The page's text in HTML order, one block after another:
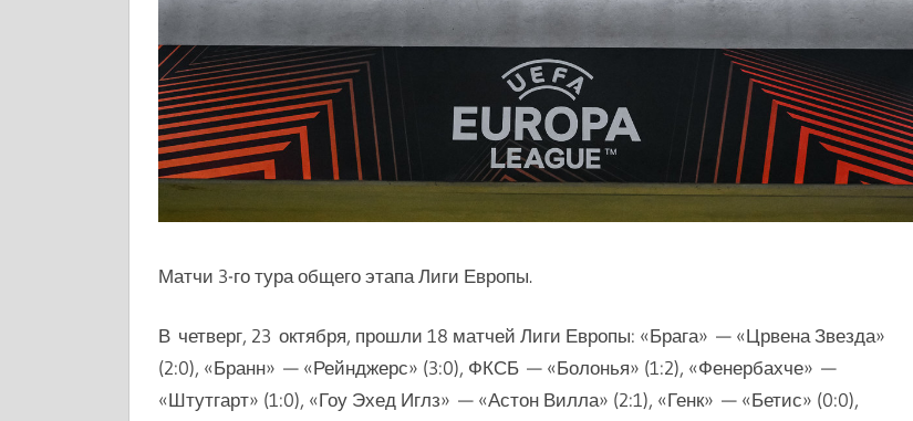
Матчи 3-го тура общего этапа Лиги Европы.
В четверг, 23 октября, прошли 18 матчей Лиги Европы: «Брага» — «Црвена Звезда»
(2:0), «Бранн» — «Рейнджерс» (3:0), ФКСБ — «Болонья» (1:2), «Фенербахче» —
«Штутгарт» (1:0), «Гоу Эхед Иглз» — «Астон Вилла» (2:1), «Генк» — «Бетис» (0:0),